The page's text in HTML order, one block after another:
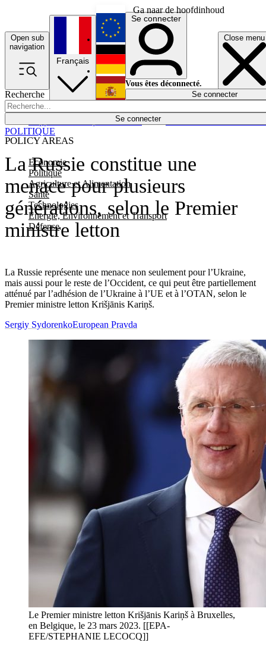
Ga naar de hoofdinhoud
Open sub
navigation
Close menu
Recherche
Se connecter
POLICY AREAS
Economie
Politique
Agriculture et Alimentation
Santé
Technologies
Energie, Environnement et Transport
Défense
Économie
Français
English
Deutsch
Español
Se connecter
Vous êtes déconnecté.
Se connecter
La Russie constitue une
menace pour plusieurs
générations, selon le Premier
ministre letton
La Russie représente une menace non seulement pour l’Ukraine,
mais aussi pour le reste de l’Occident, ce qui peut être partiellement
atténué par l’adhésion de l’Ukraine à l’UE et à l’OTAN, selon le
Premier ministre letton Krišjānis Kariņš.
POLITIQUE
Sergiy SydorenkoEuropean Pravda
Le Premier ministre letton Krišjānis Kariņš à Bruxelles,
en Belgique, le 23 mars 2023. [[EPA-
EFE/STEPHANIE LECOCQ]]